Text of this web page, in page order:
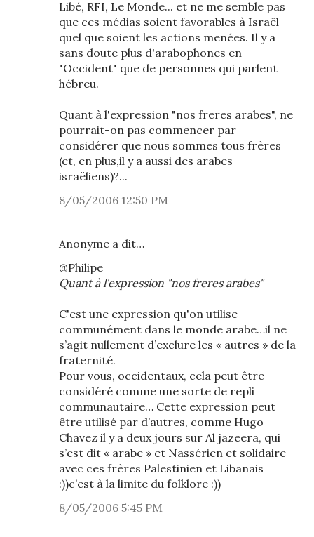
Libé, RFI, Le Monde... et ne me semble pas
que ces médias soient favorables à Israël
quel que soient les actions menées. Il y a
sans doute plus d'arabophones en
"Occident" que de personnes qui parlent
hébreu.
Quant à l'expression "nos freres arabes", ne
pourrait-on pas commencer par
considérer que nous sommes tous frères
(et, en plus,il y a aussi des arabes
israëliens)?...
8/05/2006 12:50 PM
Anonyme a dit…
@Philipe
Quant à l'expression "nos freres arabes"
C'est une expression qu'on utilise
communément dans le monde arabe…il ne
s’agit nullement d’exclure les « autres » de la
fraternité.
Pour vous, occidentaux, cela peut être
considéré comme une sorte de repli
communautaire… Cette expression peut
être utilisé par d’autres, comme Hugo
Chavez il y a deux jours sur Al jazeera, qui
s’est dit « arabe » et Nassérien et solidaire
avec ces frères Palestinien et Libanais
:))c’est à la limite du folklore :))
8/05/2006 5:45 PM